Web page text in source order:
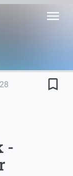
menu
bookmark_border
-